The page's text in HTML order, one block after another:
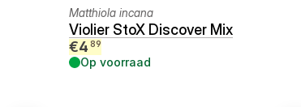
Matthiola incana
Violier StoX Discover Mix
€4 89
Op voorraad